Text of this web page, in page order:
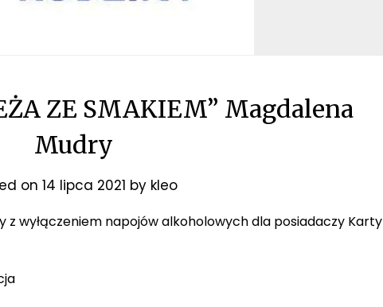
ZE SMAKIEM” Magdalena
Mudry
on 14 lipca 2021 by kleo
z wyłączeniem napojów alkoholowych dla posiadaczy Karty